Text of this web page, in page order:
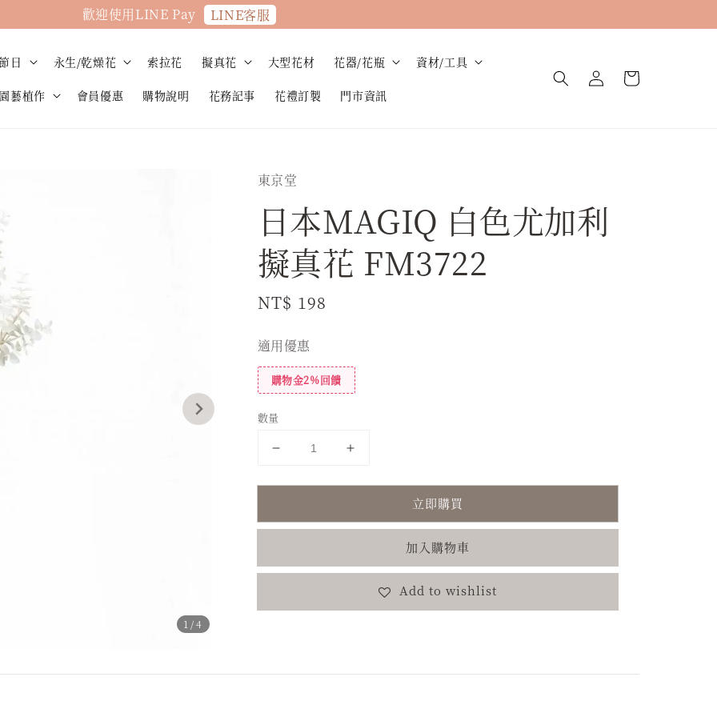
歡迎使用LINE Pay LINE客服
日 永生/乾燥花 索拉花 擬真花 大型花材 花器/花瓶 資材/工具
藝植作 會員優惠 購物說明 花務記事 花禮訂製 門市資訊
1 /4
東京堂
日本MAGIQ 白色尤加利
擬真花 FM3722
Regular
NT$ 198
適用優惠
購物金2%回饋
數量
立即購買
加入購物車
Add to wishlist